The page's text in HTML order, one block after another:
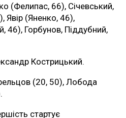
(Фелипас, 66), Січевський,
Явір (Яненко, 46),
Горбунов, Піддубний,
Кострицький.
(20, 50), Лобода
стартує